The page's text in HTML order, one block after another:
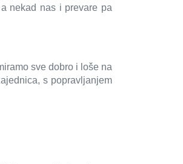
nekad nas i prevare pa
sve dobro i loše na
s popravljanjem